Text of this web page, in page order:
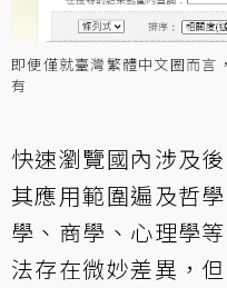
即便僅就臺灣繁體中文圈而言
有
快速瀏覽國內涉及
其應用範圍遍及哲
學、商學、心理學
法存在微妙差異，